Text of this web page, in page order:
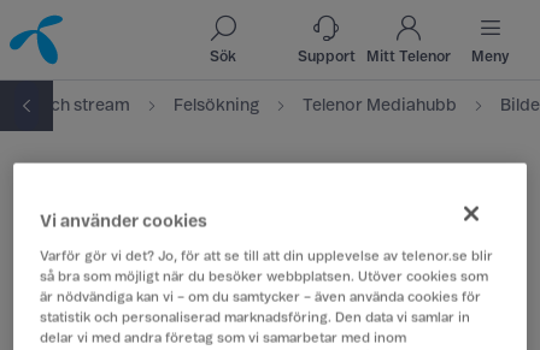
Till innehåll
Till sök
Sök Support Mitt Telenor Meny
Tv och stream Felsökning Telenor Mediahubb
Upplever du att bilden fryser eller pixlar,
börja då med att starta om all utrustning.
Börja med att starta om all utrustning – tv-
Vi använder cookies
Varför gör vi det? Jo, för att se till att din upplevelse av telenor.se blir
så bra som möjligt när du besöker webbplatsen. Utöver cookies som
är nödvändiga kan vi – om du samtycker – även använda cookies för
statistik och personaliserad marknadsföring. Den data vi samlar in
delar vi med andra företag som vi samarbetar med inom